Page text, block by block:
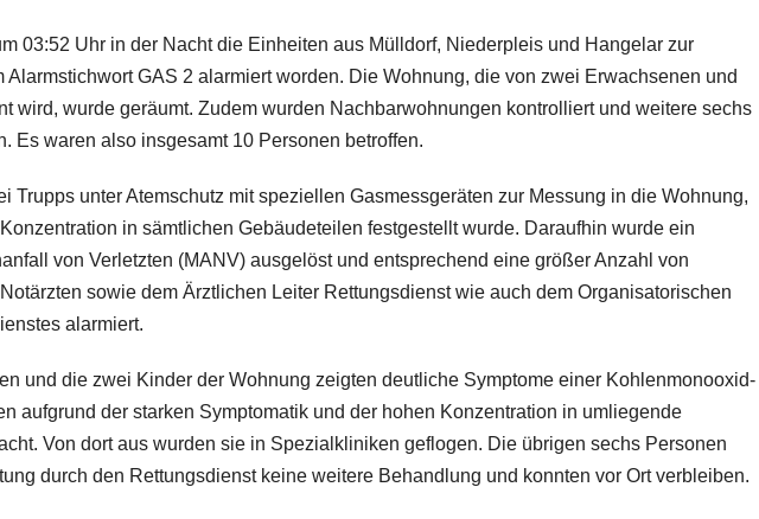
03:52 Uhr in der Nacht die Einheiten aus Mülldorf, Niederpleis und Hangelar zur
Alarmstichwort GAS 2 alarmiert worden. Die Wohnung, die von zwei Erwachsenen und
wird, wurde geräumt. Zudem wurden Nachbarwohnungen kontrolliert und weitere sechs
Es waren also insgesamt 10 Personen betroffen.
Trupps unter Atemschutz mit speziellen Gasmessgeräten zur Messung in die Wohnung,
in sämtlichen Gebäudeteilen festgestellt wurde. Daraufhin wurde ein
von Verletzten (MANV) ausgelöst und entsprechend eine größer Anzahl von
sowie dem Ärztlichen Leiter Rettungsdienst wie auch dem Organisatorischen
alarmiert.
und die zwei Kinder der Wohnung zeigten deutliche Symptome einer Kohlenmonooxid-
aufgrund der starken Symptomatik und der hohen Konzentration in umliegende
Von dort aus wurden sie in Spezialkliniken geflogen. Die übrigen sechs Personen
durch den Rettungsdienst keine weitere Behandlung und konnten vor Ort verbleiben.